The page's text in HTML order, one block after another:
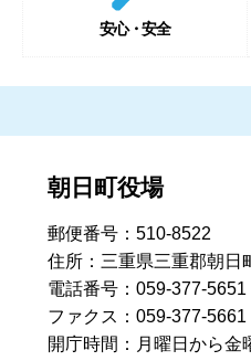
安心・安全
朝日町役場
郵便番号：510-8522
住所：三重県三重郡朝日
電話番号：059-377-5651
ファクス：059-377-5661
開庁時間：月曜日から金